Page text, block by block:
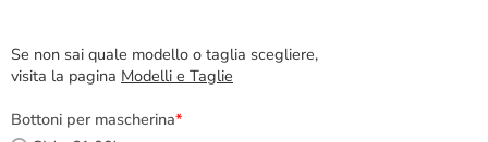
Se non sai quale modello o taglia scegliere,
visita la pagina Modelli e Taglie
Bottoni per mascherina*